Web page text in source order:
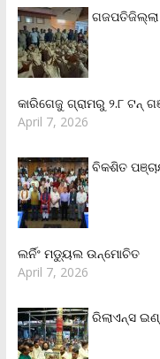
ଗଜପତିଜିଲ୍ଲା
କାରିଗେଜୁ ଗ୍ରାମରୁ ୨.୮ ଟନ୍
April 7, 2026
ବିକଶିତ
ଲର୍ନିଂ ମଡ୍ୟୁଲ ଉନ୍ମୋଚିତ
April 7, 2026
ରିଲାଏନ୍‌ସ